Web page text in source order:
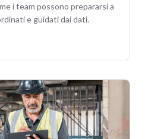
i team possono prepararsi a
e guidati dai dati.